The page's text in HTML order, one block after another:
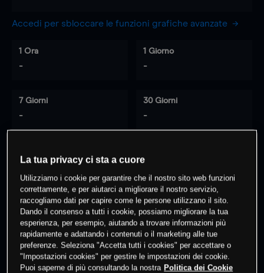
Accedi per sbloccare le funzioni grafiche avanzate
1 Ora
-
1 Giorno
-
7 Giorni
-
30 Giorni
-
0 % dei clienti hanno posizioni
questo prodotto
Fai trading
La tua privacy ci sta a cuore
Utilizziamo i cookie per garantire che il nostro sito web funzioni
correttamente, e per aiutarci a migliorare il nostro servizio,
raccogliamo dati per capire come le persone utilizzano il sito.
Dando il consenso a tutti i cookie, possiamo migliorare la tua
esperienza, per esempio, aiutando a trovare informazioni più
rapidamente e adattando i contenuti o il marketing alle tue
preferenze. Seleziona "Accetta tutti i cookies" per accettare o
"Impostazioni cookies" per gestire le impostazioni dei cookie.
Puoi saperne di più consultando la nostra Politica dei Cookie